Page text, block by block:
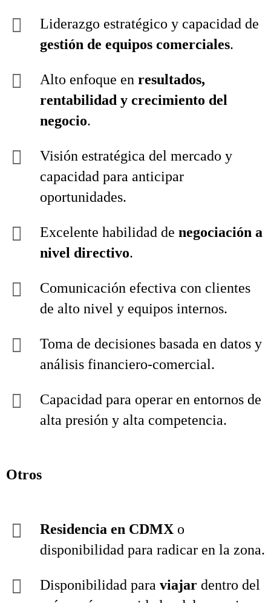
Liderazgo estratégico y capacidad de
gestión de equipos comerciales.
Alto enfoque en resultados,
rentabilidad y crecimiento del
negocio.
Visión estratégica del mercado y
capacidad para anticipar
oportunidades.
Excelente habilidad de negociación a
nivel directivo.
Comunicación efectiva con clientes
de alto nivel y equipos internos.
Toma de decisiones basada en datos y
análisis financiero‑comercial.
Capacidad para operar en entornos de
alta presión y alta competencia.
Otros
Residencia en CDMX o
disponibilidad para radicar en la zona.
Disponibilidad para viajar dentro del